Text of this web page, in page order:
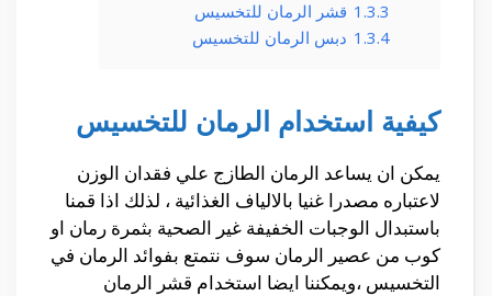
1.3.3 قشر الرمان للتخسيس
1.3.4 دبس الرمان للتخسيس
كيفية استخدام الرمان للتخسيس
يمكن ان يساعد الرمان الطازج علي فقدان الوزن
لاعتباره مصدرا غنيا بالالياف الغذائية ، لذلك اذا قمنا
باستبدال الوجبات الخفيفة غير الصحية بثمرة رمان او
كوب من عصير الرمان سوف نتمتع بفوائد الرمان في
التخسيس ،ويمكننا ايضا استخدام قشر الرمان